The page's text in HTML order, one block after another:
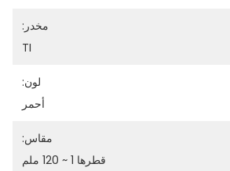
مخدر:
TI
لون:
أحمر
مقاس:
قطرها 1 ~ 120 ملم